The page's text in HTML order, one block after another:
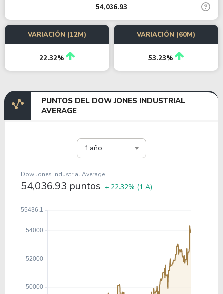
54,036.93
VARIACIÓN (12M)
22.32%
VARIACIÓN (60M)
53.23%
PUNTOS DEL DOW JONES INDUSTRIAL
AVERAGE
1 año
Dow Jones Industrial Average
54,036.93 puntos + 22.32% (1 A)